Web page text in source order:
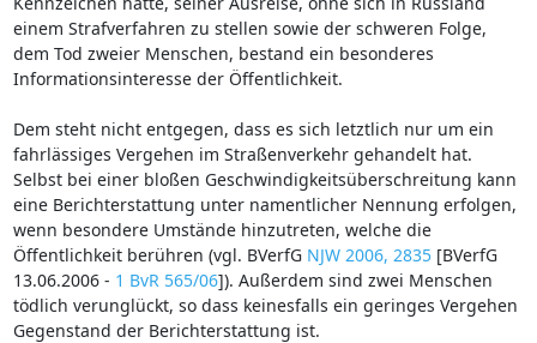
einem Strafverfahren zu stellen sowie der schweren Folge,
dem Tod zweier Menschen, bestand ein besonderes
Informationsinteresse der Öffentlichkeit.
Dem steht nicht entgegen, dass es sich letztlich nur um ein
fahrlässiges Vergehen im Straßenverkehr gehandelt hat.
Selbst bei einer bloßen Geschwindigkeitsüberschreitung kann
eine Berichterstattung unter namentlicher Nennung erfolgen,
wenn besondere Umstände hinzutreten, welche die
Öffentlichkeit berühren (vgl. BVerfG NJW 2006, 2835[BVerfG
13.06.2006 - 1 BvR 565/06]). Außerdem sind zwei Menschen
tödlich verunglückt, so dass keinesfalls ein geringes Vergehen
Gegenstand der Berichterstattung ist.